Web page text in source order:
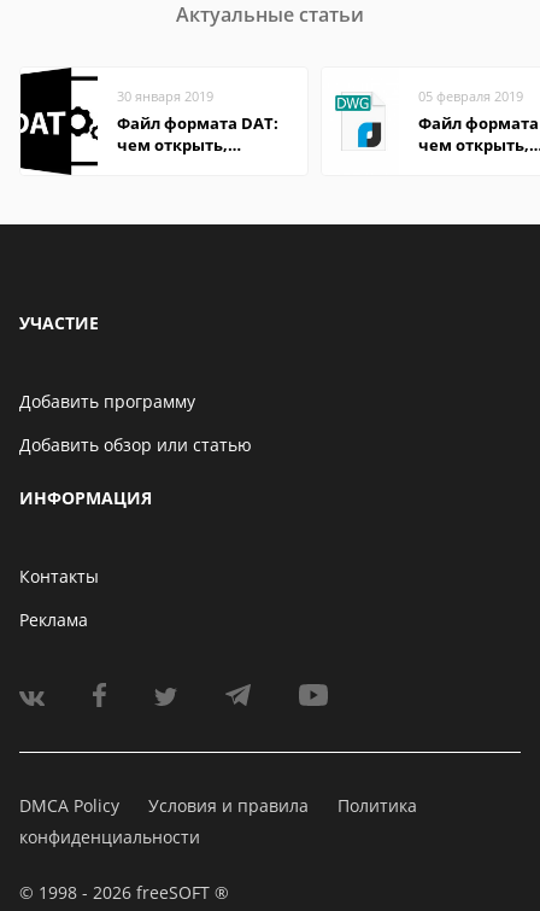
Актуальные статьи
30 января 2019
Файл формата DAT:
чем открыть,
05 февраля 2019
Файл формата
чем открыть,
УЧАСТИЕ
Добавить программу
Добавить обзор или статью
ИНФОРМАЦИЯ
Контакты
Реклама
DMCA Policy Условия и правила
Политика
конфиденциальности
© 1998 - 2026 freeSOFT ®